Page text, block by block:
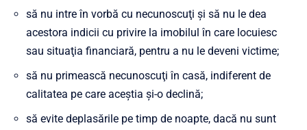
să nu intre în vorbă cu necunoscuţi şi să nu le dea
acestora indicii cu privire la imobilul în care locuiesc
sau situaţia financiară, pentru a nu le deveni victime;
să nu primească necunoscuţi în casă, indiferent de
calitatea pe care aceştia şi-o declină;
să evite deplasările pe timp de noapte, dacă nu sunt